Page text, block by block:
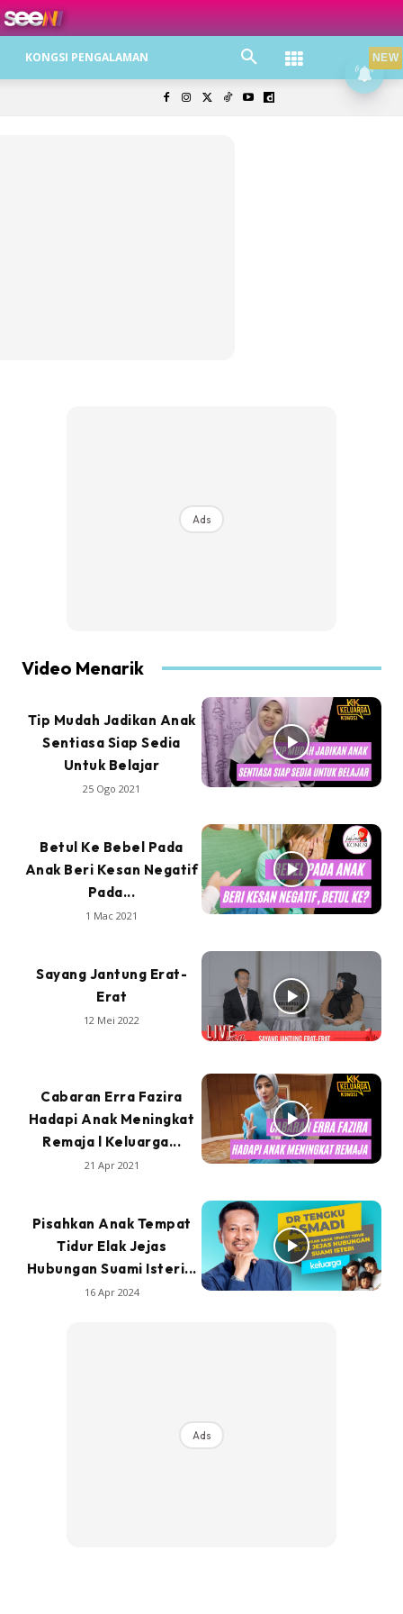
KONGSI PENGALAMAN
Ads
Video Menarik
Tip Mudah Jadikan Anak
Sentiasa Siap Sedia
Untuk Belajar
25 Ogo 2021
Betul Ke Bebel Pada
Anak Beri Kesan Negatif
Pada...
1 Mac 2021
Sayang Jantung Erat-
Erat
12 Mei 2022
Cabaran Erra Fazira
Hadapi Anak Meningkat
Remaja l Keluarga...
21 Apr 2021
Pisahkan Anak Tempat
Tidur Elak Jejas
Hubungan Suami Isteri...
16 Apr 2024
Ads
NEW